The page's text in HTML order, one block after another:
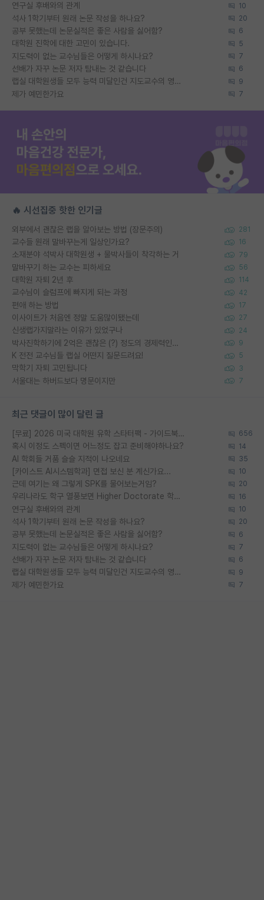
연구실 후배와의 관계 10
석사 1학기부터 원래 논문 작성을 하나요? 20
공부 못했는데 논문실적은 좋은 사람을 싫어함? 6
대학원 진학에 대한 고민이 있습니다. 5
지도력이 없는 교수님들은 어떻게 하시나요? 7
선배가 자꾸 논문 저자 탐내는 것 같습니다 6
랩실 대학원생들 모두 능력 미달인건 지도교수의 영향 아닌가? 9
제가 예민한가요 7
🔥 시선집중 핫한 인기글
외부에서 괜찮은 랩을 알아보는 방법 (장문주의) 281
교수들 원래 말바꾸는게 일상인가요? 16
소재분야 석박사 대학원생 + 물박사들이 착각하는 거 79
말바꾸기 하는 교수는 피하세요 56
대학원 자퇴 2년 후 114
교수님이 슬럼프에 빠지게 되는 과정 42
편애 하는 방법 17
이사이트가 처음엔 정말 도움많이됐는데 27
신생랩가지말라는 이유가 있었구나 24
박사진학하기에 2억은 괜찮은 (?) 정도의 경제력인가요 9
K 전전 교수님들 랩실 어떤지 질문드려요! 5
막학기 자퇴 고민됩니다 3
서울대는 하버드보다 명문이지만 7
최근 댓글이 많이 달린 글
[무료] 2026 미국 대학원 유학 스타터팩 - 가이드북 & 합격자 컨택메일 템플릿 656
혹시 이정도 스펙이면 어느정도 잡고 준비해야하나요? 14
AI 학회들 거품 슬슬 지적이 나오네요 35
[카이스트 AI시스템학과] 면접 보신 분 계신가요... 10
근데 여기는 왜 그렇게 SPK를 물어보는거임? 20
우리나라도 학구 열풍보면 Higher Doctorate 학위가 필요하다고 봅니다. 16
연구실 후배와의 관계 10
석사 1학기부터 원래 논문 작성을 하나요? 20
공부 못했는데 논문실적은 좋은 사람을 싫어함? 6
지도력이 없는 교수님들은 어떻게 하시나요? 7
선배가 자꾸 논문 저자 탐내는 것 같습니다 6
랩실 대학원생들 모두 능력 미달인건 지도교수의 영향 아닌가? 9
제가 예민한가요 7